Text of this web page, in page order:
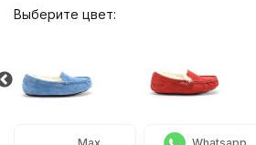
Выберите цвет: